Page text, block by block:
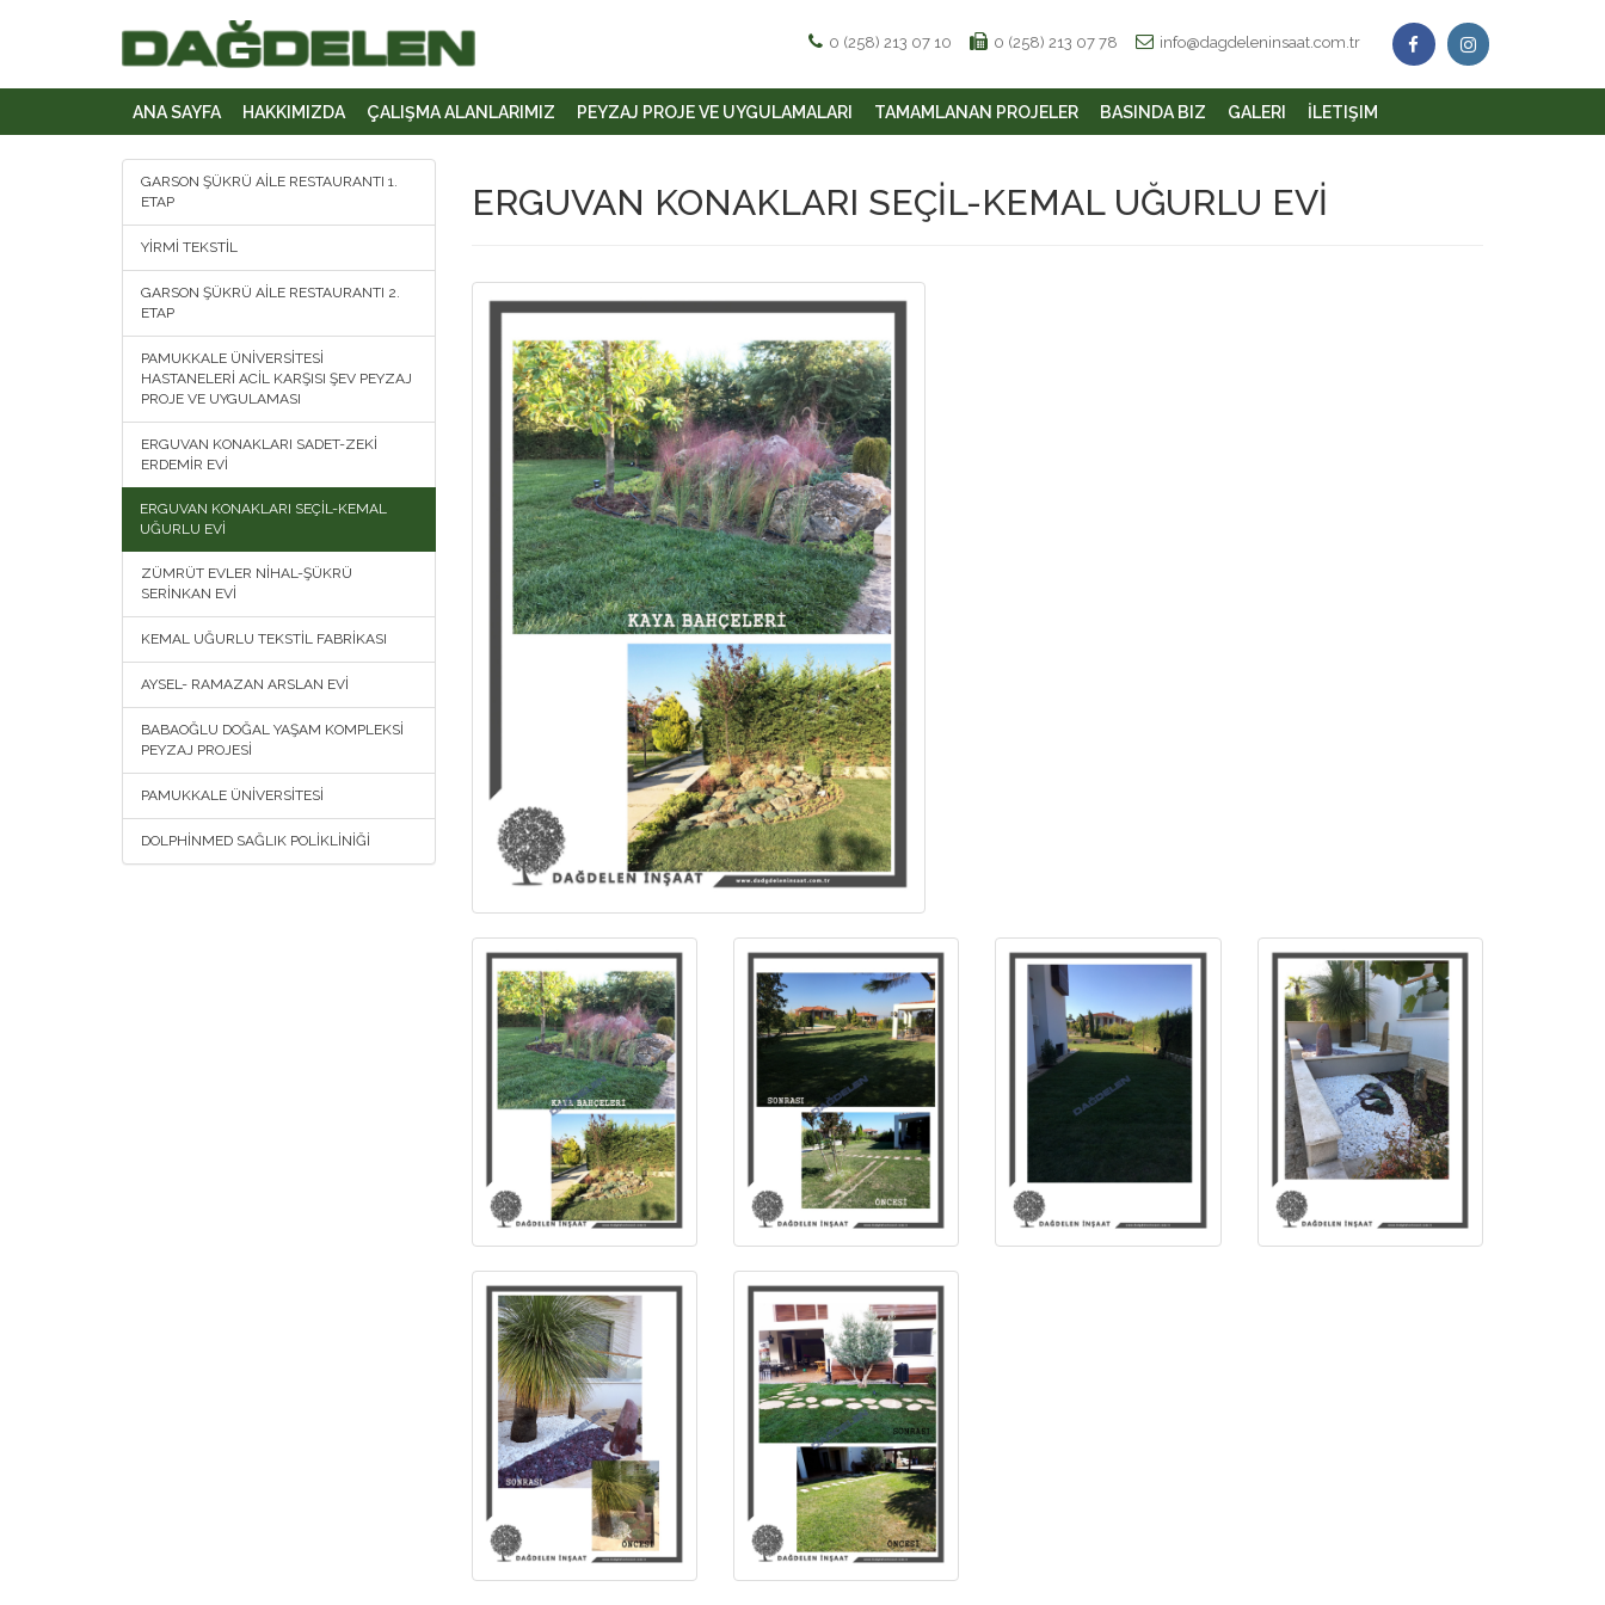
0 (258) 213 07 10 0 (258) 213 07 78 info@dagdeleninsaat.com.tr
ANA SAYFA HAKKIMIZDA ÇALIŞMA ALANLARIMIZ PEYZAJ PROJE VE UYGULAMALARI TAMAMLANAN PROJELER BASINDA BIZ GALERI İLETIŞIM
GARSON ŞÜKRÜ AİLE RESTAURANTI 1.
ETAP
YİRMİ TEKSTİL
GARSON ŞÜKRÜ AİLE RESTAURANTI 2.
ETAP
PAMUKKALE ÜNİVERSİTESİ
HASTANELERİ ACİL KARŞISI ŞEV PEYZAJ
PROJE VE UYGULAMASI
ERGUVAN KONAKLARI SADET-ZEKİ
ERDEMİR EVİ
ERGUVAN KONAKLARI SEÇİL-KEMAL
UĞURLU EVİ
ZÜMRÜT EVLER NİHAL-ŞÜKRÜ
SERİNKAN EVİ
KEMAL UĞURLU TEKSTİL FABRİKASI
AYSEL- RAMAZAN ARSLAN EVİ
BABAOĞLU DOĞAL YAŞAM KOMPLEKSİ
PEYZAJ PROJESİ
PAMUKKALE ÜNİVERSİTESİ
DOLPHİNMED SAĞLIK POLİKLİNİĞİ
ERGUVAN KONAKLARI SEÇİL-KEMAL UĞURLU EVİ